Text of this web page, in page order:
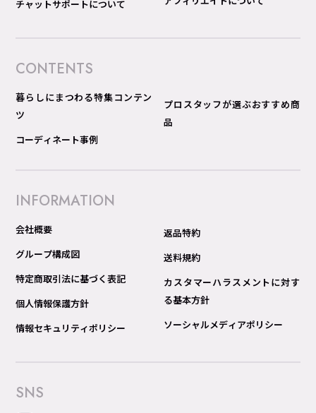
チャットサポートについて
CONTENTS
暮らしにまつわる特集コンテン
ツ
コーディネート事例
プロスタッフが選ぶおすすめ商
品
INFORMATION
会社概要
グループ構成図
特定商取引法に基づく表記
個人情報保護方針
情報セキュリティポリシー
返品特約
送料規約
カスタマーハラスメントに対す
る基本方針
ソーシャルメディアポリシー
SNS